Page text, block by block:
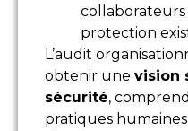
collaborateurs
protection
L’audit
obtenir une vision
sécurité,
pratiques